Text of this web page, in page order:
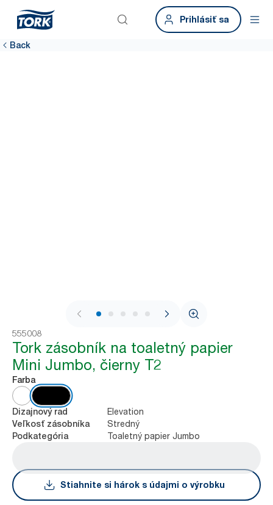
Prihlásiť sa
Back
1 / 8
555008
Tork zásobník na toaletný papier
Mini Jumbo, čierny T2
Farba
Dizajnový rad Elevation
Veľkosť zásobníka Stredný
Podkategória Toaletný papier Jumbo
Stiahnite si hárok s údajmi o výrobku